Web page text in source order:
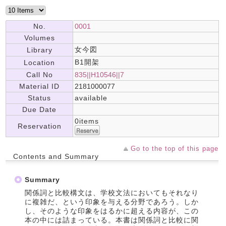
No.
0001
Volumes
Library
女今図
Location
B1開架
Call No
835||H10546||7
Material ID
2181000077
Status
available
Due Date
Reservation
0items
Go to the top of this page
Contents and Summary
Summary
関係詞と比較構文は、学校文法においてもそれなり
に複雑だ、という印象を与える分野であろう。しか
し、そのような印象をはるかに超える内容が、この
本の中には詰まっている。本書は関係詞と比較に関